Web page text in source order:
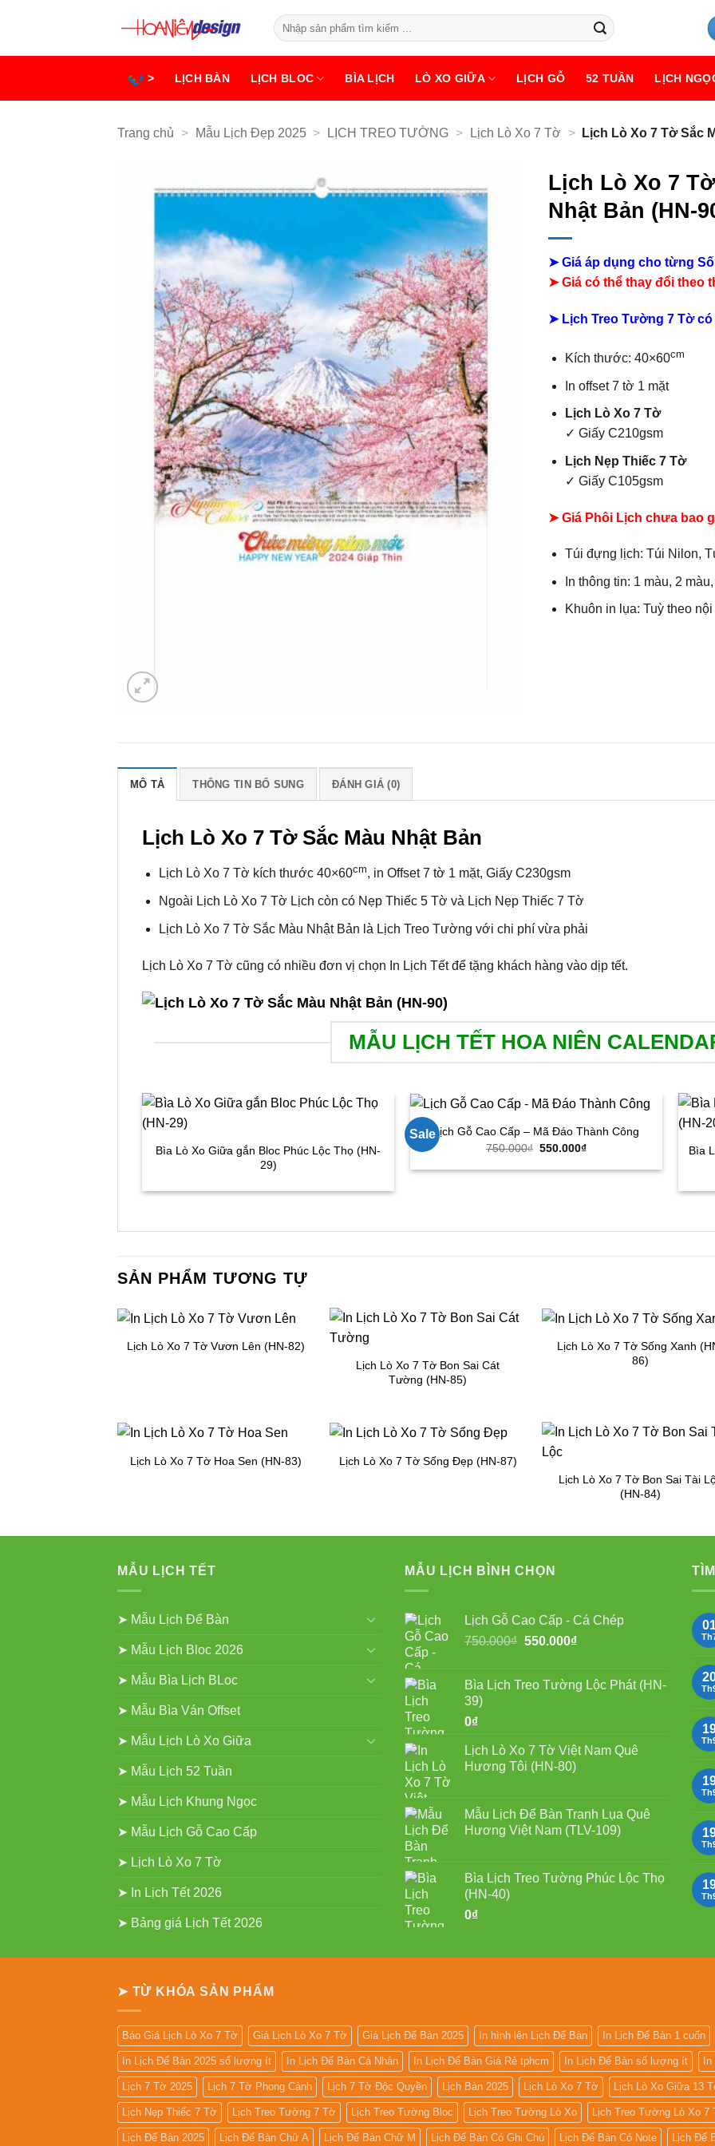
Tìm
kiếm:
> LỊCH BÀN LỊCH BLOC BÌA LỊCH LÒ XO GIỮA LỊCH GỖ 52 TUẦN LỊCH
Trang chủ > Mẫu Lịch Đẹp 2025 > LỊCH TREO TƯỜNG > Lịch Lò Xo 7 Tờ > Lịch Lò Xo 7 Tờ Sắc
Lịch Lò Xo 7
Nhật Bản (HN-
➤Giá áp dụng cho từng
➤Giá có thể thay đổi theo
➤Lịch Treo Tường 7 Tờ có
Kích thước: 40×60cm
In offset 7 tờ 1 mặt
Lịch Lò Xo 7 Tờ
✓ Giấy C210gsm
Lịch Nẹp Thiếc 7 Tờ
✓ Giấy C105gsm
➤ Giá Phôi Lịch chưa bao
Túi đựng lịch: Túi Nilon,
In thông tin: 1 màu, 2
Khuôn in lụa: Tuỳ theo
MÔ TẢ THÔNG TIN BỔ SUNG ĐÁNH GIÁ (0)
Lịch Lò Xo 7 Tờ Sắc Màu Nhật Bản
Lịch Lò Xo 7 Tờ kích thước 40×60cm, in Offset 7 tờ 1 mặt, Giấy C230gsm
Ngoài Lịch Lò Xo 7 Tờ Lịch còn có Nẹp Thiếc 5 Tờ và Lịch Nẹp Thiếc 7 Tờ
Lịch Lò Xo 7 Tờ Sắc Màu Nhật Bản là Lịch Treo Tường với chi phí vừa phải
Lịch Lò Xo 7 Tờ cũng có nhiều đơn vị chọn In Lịch Tết để tặng khách hàng vào dịp tết.
MẪU LỊCH TẾT HOA NIÊN
Bìa Lò Xo Giữa gắn Bloc Phúc Lộc Thọ (HN-
29)
SaleLịch Gỗ Cao Cấp – Mã Đáo Thành Công
750.000₫ Giá
là:
550.000₫Giá
tại
Bìa
SẢN PHẨM TƯƠNG TỰ
Lịch Lò Xo 7 Tờ Vươn Lên (HN-82)
Lịch Lò Xo 7 Tờ Bon Sai Cát
Tường (HN-85)
Lịch Lò Xo 7 Tờ Sống Xanh
86)
Lịch Lò Xo 7 Tờ Hoa Sen (HN-83)
Lịch Lò Xo 7 Tờ Sống Đẹp (HN-87)
Lịch Lò Xo 7 Tờ Bon Sai Tài
(HN-84)
MẪU LỊCH TẾT
➤ Mẫu Lịch Để Bàn
➤ Mẫu Lịch Bloc 2026
➤ Mẫu Bìa Lịch BLoc
➤ Mẫu Bìa Ván Offset
➤ Mẫu Lịch Lò Xo Giữa
➤ Mẫu Lịch 52 Tuần
➤ Mẫu Lịch Khung Ngọc
➤ Mẫu Lịch Gỗ Cao Cấp
➤ Lịch Lò Xo 7 Tờ
➤ In Lịch Tết 2026
➤ Bảng giá Lịch Tết 2026
MẪU LỊCH BÌNH CHỌN
Lịch Gỗ Cao Cấp - Cá Chép
750.000₫ Giá
750.000₫.
550.000₫Giá
là:
Bìa Lịch Treo Tường Lộc Phát (HN-
39)
0₫
Lịch Lò Xo 7 Tờ Việt Nam Quê
Hương Tôi (HN-80)
Mẫu Lịch Để Bàn Tranh Lụa Quê
Hương Việt Nam (TLV-109)
Bìa Lịch Treo Tường Phúc Lộc Thọ
(HN-40)
0₫
➤ TỪ KHÓA SẢN PHẨM
Báo Giá Lịch Lò Xo 7 Tờ Giá Lịch Lò Xo 7 Tờ Giá Lịch Để Bàn 2025 In hình lên Lịch Để Bàn In Lịch Để Bàn 1 cuốn
In Lịch Để Bàn 2025 số lượng ít In Lịch Để Bàn Cá Nhân In Lịch Để Bàn Giá Rẻ tphcm In Lịch Để Bàn số lượng ít
Lịch 7 Tờ 2025 Lịch 7 Tờ Phong Cảnh Lịch 7 Tờ Độc Quyền Lịch Bàn 2025 Lịch Lò Xo 7 Tờ Lịch Lò Xo Giữa 13
Lịch Nẹp Thiếc 7 Tờ Lịch Treo Tường 7 Tờ Lịch Treo Tường Bloc Lịch Treo Tường Lò Xo Lịch Treo Tường Lò Xo 7
Lịch Để Bàn 2025 Lịch Để Bàn Chữ A Lịch Để Bàn Chữ M Lịch Để Bàn Có Ghi Chú Lịch Để Bàn Có Note Lịch Để